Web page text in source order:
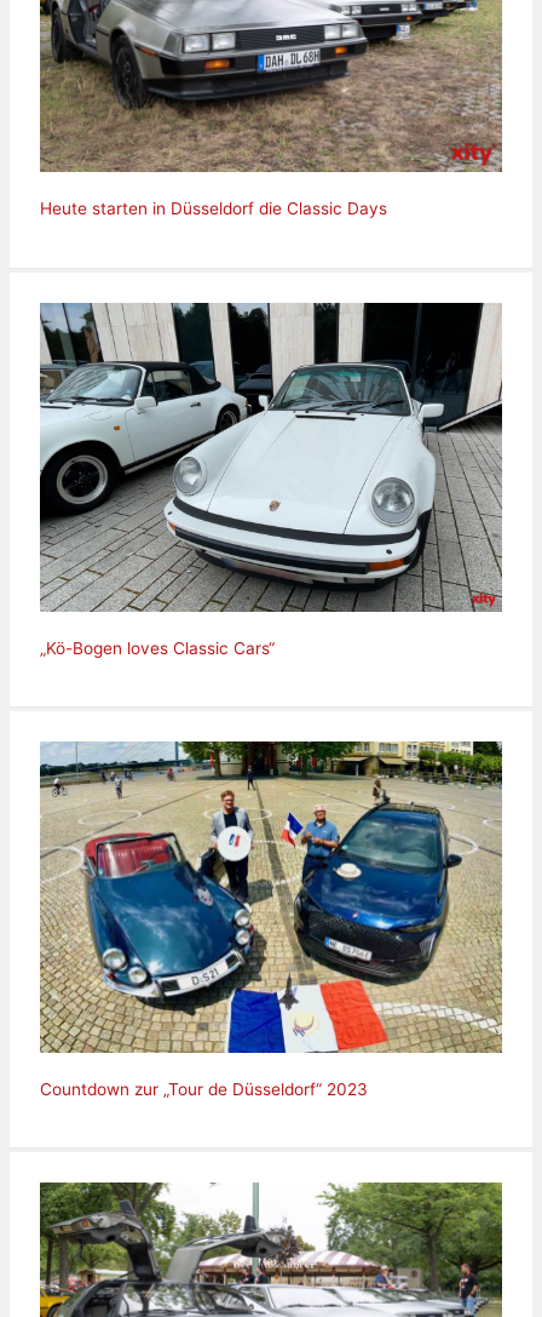
Heute starten in Düsseldorf die Classic Days
„Kö-Bogen loves Classic Cars“
Countdown zur „Tour de Düsseldorf“ 2023